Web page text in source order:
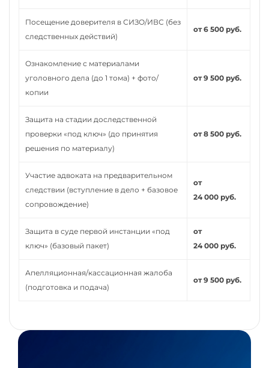
Посещение доверителя в СИЗО/ИВС (без
следственных действий)
от 6 500 руб.
Ознакомление с материалами
уголовного дела (до 1 тома) + фото/
копии
от 9 500 руб.
Защита на стадии доследственной
проверки «под ключ» (до принятия
решения по материалу)
от 8 500 руб.
Участие адвоката на предварительном
следствии (вступление в дело + базовое
сопровождение)
от
24 000 руб.
Защита в суде первой инстанции «под
ключ» (базовый пакет)
от
24 000 руб.
Апелляционная/кассационная жалоба
(подготовка и подача)
от 9 500 руб.